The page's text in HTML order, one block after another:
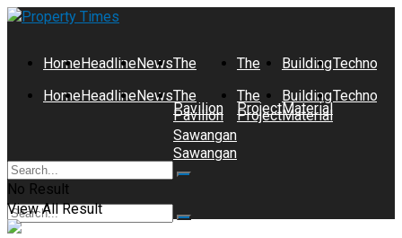
HomeHeadlineNewsThe
Pavilion
Sawangan
The
Project
Building
Material
HomeHeadlineNewsThe
Pavilion
Sawangan
The
Project
Building
Material
No Result
View All Result